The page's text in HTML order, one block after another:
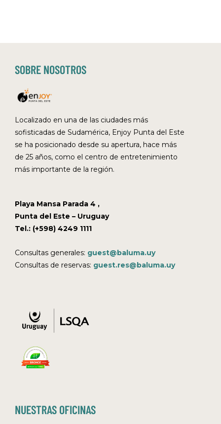
SOBRE NOSOTROS
Localizado en una de las ciudades más
sofisticadas de Sudamérica, Enjoy Punta del Este
se ha posicionado desde su apertura, hace más
de 25 años, como el centro de entretenimiento
más importante de la región.
Playa Mansa Parada 4 ,
Punta del Este – Uruguay
Tel.: (+598) 4249 1111
Consultas generales: guest@baluma.uy
Consultas de reservas: guest.res@baluma.uy
NUESTRAS OFICINAS